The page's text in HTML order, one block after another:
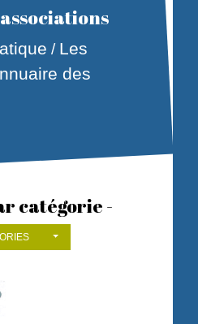
/ Les
des
catégorie -